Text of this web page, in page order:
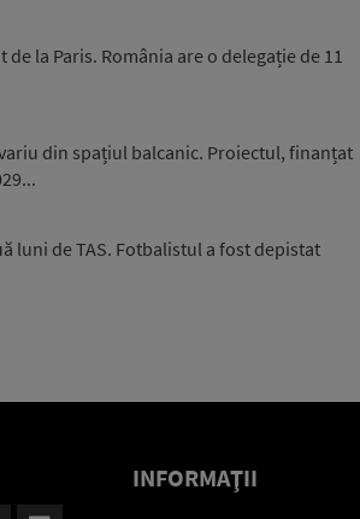
la Paris. România are o delegație de 11
din spațiul balcanic. Proiectul, finanțat
luni de TAS. Fotbalistul a fost depistat
INFORMAŢII